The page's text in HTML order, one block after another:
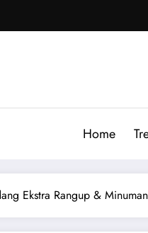
Home
Ekstra Rangup &